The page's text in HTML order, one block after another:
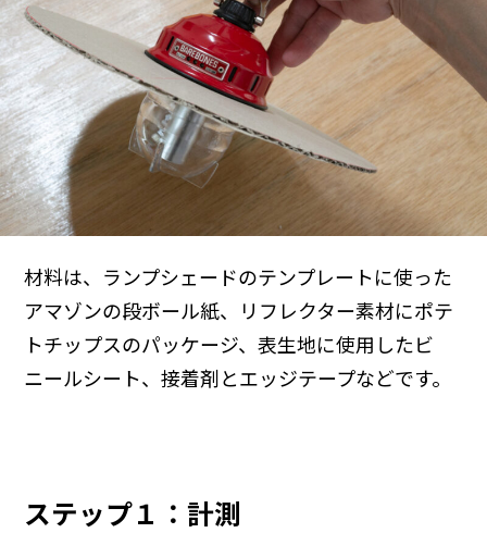
材料は、ランプシェードのテンプレートに使った
アマゾンの段ボール紙、リフレクター素材にポテ
トチップスのパッケージ、表生地に使用したビ
ニールシート、接着剤とエッジテープなどです。
ステップ１：計測